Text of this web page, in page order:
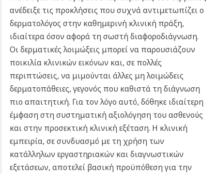
ανέδειξε τις προκλήσεις που συχνά αντιμετωπίζει ο
δερματολόγος στην καθημερινή κλινική πράξη,
ιδιαίτερα όσον αφορά τη σωστή διαφοροδιάγνωση.
Οι δερματικές λοιμώξεις μπορεί να παρουσιάζουν
ποικιλία κλινικών εικόνων και, σε πολλές
περιπτώσεις, να μιμούνται άλλες μη λοιμώδεις
δερματοπάθειες, γεγονός που καθιστά τη διάγνωση
πιο απαιτητική. Για τον λόγο αυτό, δόθηκε ιδιαίτερη
έμφαση στη συστηματική αξιολόγηση του ασθενούς
και στην προσεκτική κλινική εξέταση. Η κλινική
εμπειρία, σε συνδυασμό με τη χρήση των
κατάλληλων εργαστηριακών και διαγνωστικών
εξετάσεων, αποτελεί βασική προϋπόθεση για την